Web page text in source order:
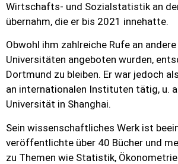
Wirtschafts- und Sozialstatistik an
übernahm, die er bis 2021 innehatte.
Obwohl ihm zahlreiche Rufe an
Universitäten angeboten wurden,
Dortmund zu bleiben. Er war jedoch
an internationalen Instituten tätig, u.
Universität in Shanghai.
Sein wissenschaftliches Werk ist
veröffentlichte über 40 Bücher und
zu Themen wie Statistik,